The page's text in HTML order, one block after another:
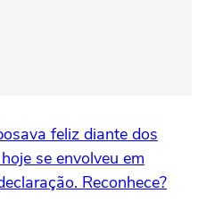
feliz diante dos
se envolveu em
Reconhece?